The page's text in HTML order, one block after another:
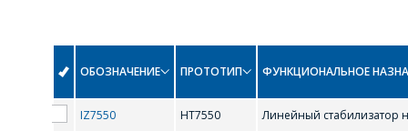
ОБОЗНАЧЕНИЕ ПРОТОТИП ФУНКЦИОНАЛЬНОЕ
IZ7550 HT7550 Линейный стабилизатор